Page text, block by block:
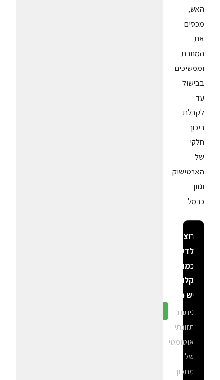
האש,
מכסים
את
המחבת
וממשיכים
בבישול
עד
לקבלת
ריכוך
חלקי
של
הארטישוק
וגוון
כרמל
רוצה
לדעת
כמה
קלוריות
יש פה?
ניתוח
תזונתי
אוטומטי
של
מתכון